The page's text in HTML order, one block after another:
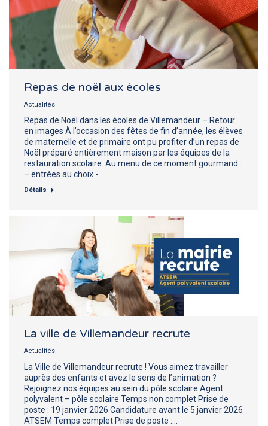
Repas de noël aux écoles
Actualités
Repas de Noël dans les écoles de Villemandeur – Retour
en images À l’occasion des fêtes de fin d’année, les élèves
de maternelle et de primaire ont pu profiter d’un repas de
Noël préparé entièrement maison par les équipes de la
restauration scolaire. Au menu de ce moment gourmand :
– entrées au choix -…
Détails
La ville de Villemandeur recrute
Actualités
La Ville de Villemandeur recrute ! Vous aimez travailler
auprès des enfants et avez le sens de l’animation ?
Rejoignez nos équipes au sein du pôle scolaire Agent
polyvalent – pôle scolaire Temps non complet Prise de
poste : 19 janvier 2026 Candidature avant le 5 janvier 2026
ATSEM Temps complet Prise de poste :…